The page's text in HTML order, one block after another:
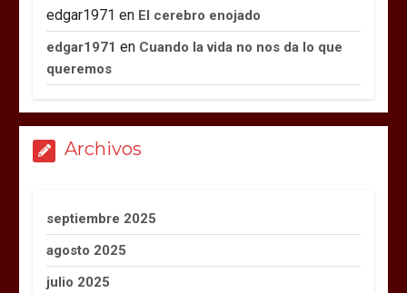
edgar1971 en El cerebro enojado
edgar1971 en Cuando la vida no nos da lo que
queremos
Archivos
septiembre 2025
agosto 2025
julio 2025